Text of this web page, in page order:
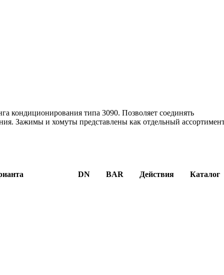
кондиционирования типа 3090. Позволяет соединять
Зажимы и хомуты представлены как отдельный
DN BAR Действия Каталог